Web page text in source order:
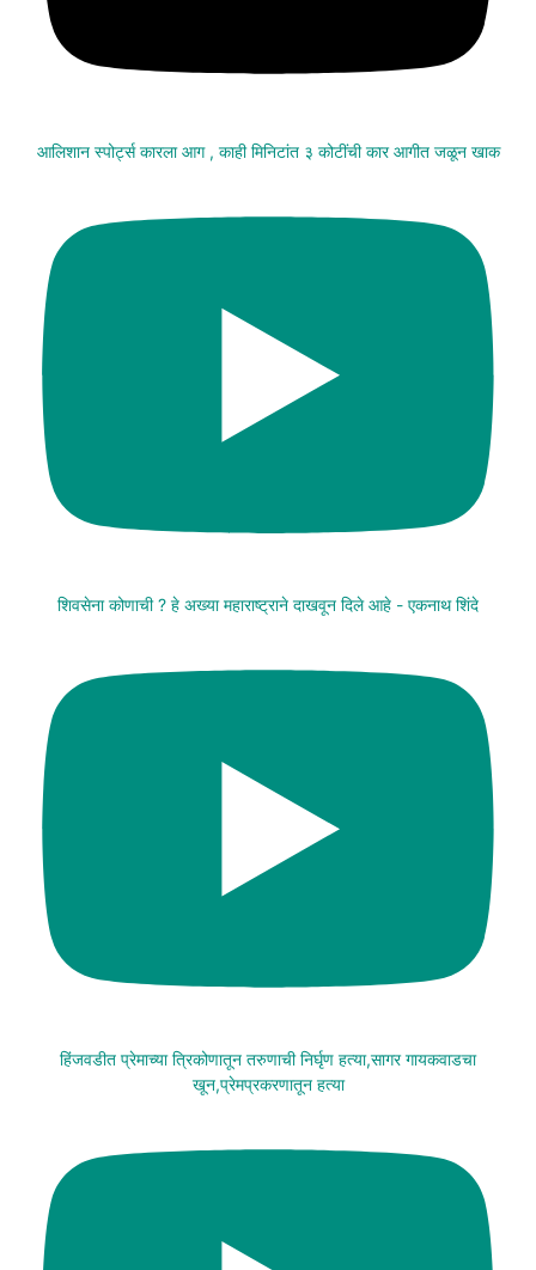
आलिशान स्पोर्ट्स कारला आग , काही मिनिटांत ३ कोटींची कार आगीत जळून खाक
शिवसेना कोणाची ? हे अख्या महाराष्ट्राने दाखवून दिले आहे - एकनाथ शिंदे
हिंजवडीत प्रेमाच्या त्रिकोणातून तरुणाची निर्घृण हत्या,सागर गायकवाडचा
खून,प्रेमप्रकरणातून हत्या